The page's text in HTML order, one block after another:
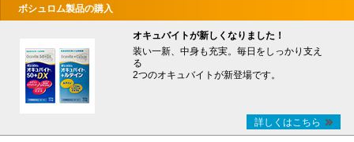
ボシュロム製品の購入
オキュバイトが新しくなりました！
装い一新、中身も充実。毎日をしっかり支え
る
2つのオキュバイトが新登場です。
詳しくはこちら